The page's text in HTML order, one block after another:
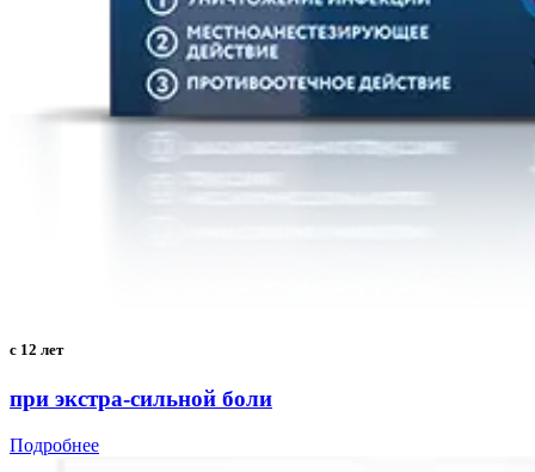
с 12 лет
при экстра-сильной боли
Подробнее